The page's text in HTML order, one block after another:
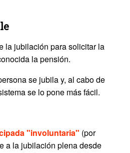
la jubilación para solicitar la
la pensión.
se jubila y, al cabo de
se lo pone más fácil.
"involuntaria" (por
a la jubilación plena desde